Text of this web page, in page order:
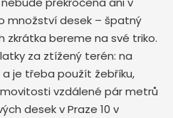
množství desek – špatný
bereme na své triko.
za ztížený terén: na
je třeba použít žebříku,
vzdálené pár metrů
desek v Praze 10 v